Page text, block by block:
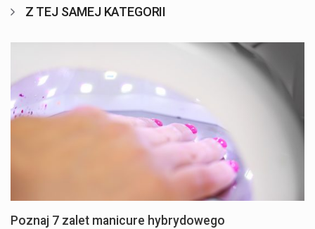
Z TEJ SAMEJ KATEGORII
Poznaj 7 zalet manicure hybrydowego